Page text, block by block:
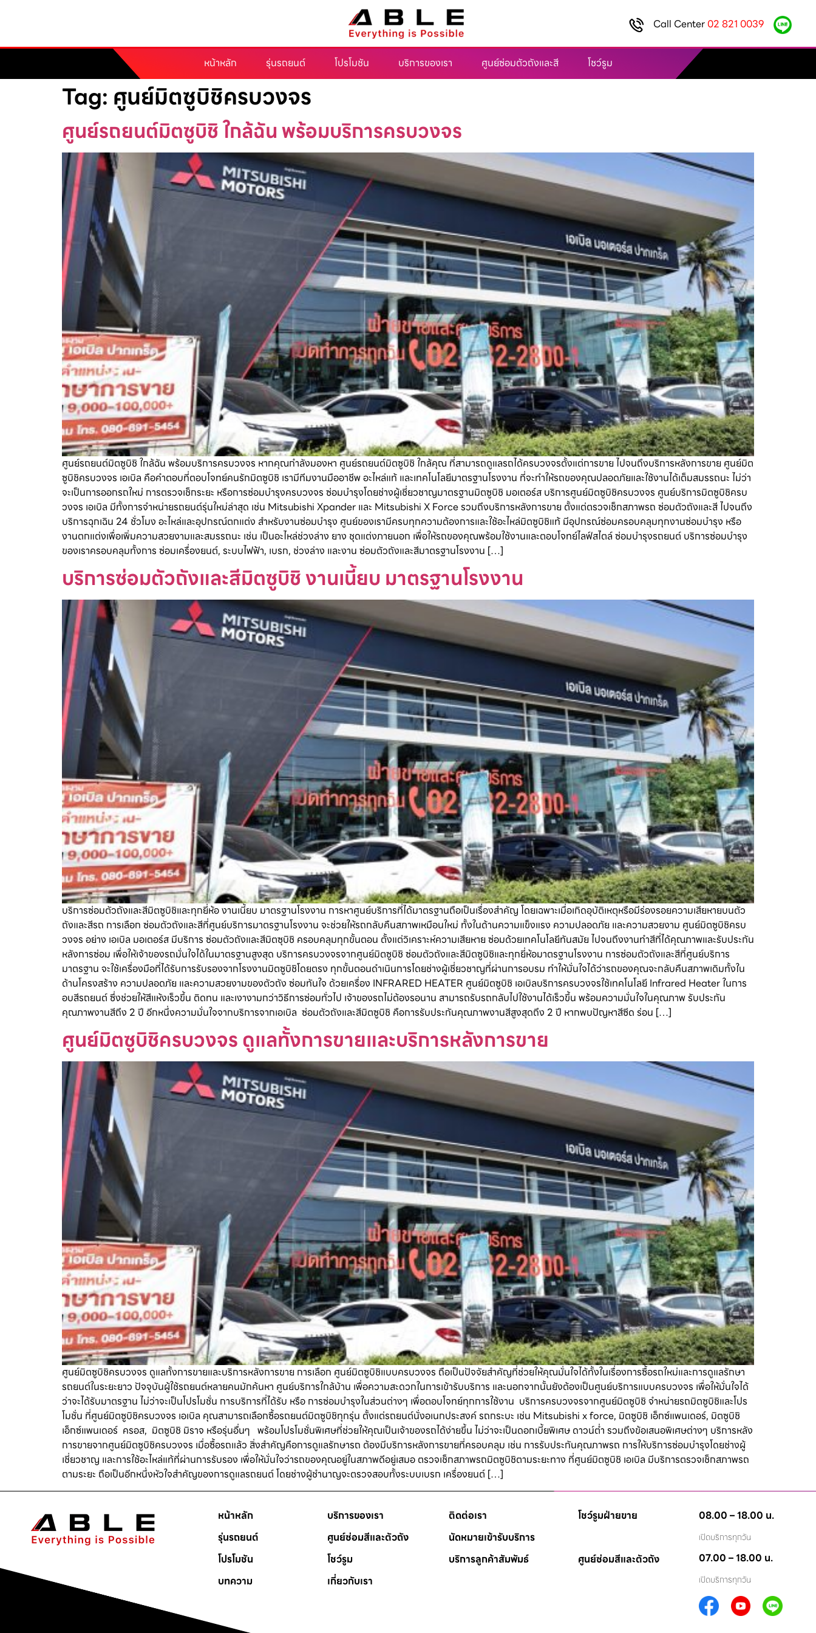
Call Center 02 821 0039
หน้าหลัก รุ่นรถยนต์ โปรโมชัน บริการของเรา ศูนย์ซ่อมตัวถังและสี โชว์รูม
Tag: ศูนย์มิตซูบิชิครบวงจร
ศูนย์รถยนต์มิตซูบิชิ ใกล้ฉัน พร้อมบริการครบวงจร
ศูนย์รถยนต์มิตซูบิชิ ใกล้ฉัน พร้อมบริการครบวงจร หากคุณกำลังมองหา ศูนย์รถยนต์มิตซูบิชิ ใกล้คุณ ที่สามารถดูแลรถได้ครบวงจรตั้งแต่การขาย ไปจนถึงบริการหลังการขาย ศูนย์มิต
ซูบิชิครบวงจร เอเบิล คือคำตอบที่ตอบโจทย์คนรักมิตซูบิชิ เรามีทีมงานมืออาชีพ อะไหล่แท้ และเทคโนโลยีมาตรฐานโรงงาน ที่จะทำให้รถของคุณปลอดภัยและใช้งานได้เต็มสมรรถนะ ไม่ว่า
จะเป็นการออกรถใหม่ การตรวจเช็กระยะ หรือการซ่อมบำรุงครบวงจร ซ่อมบำรุงโดยช่างผู้เชี่ยวชาญมาตรฐานมิตซูบิชิ มอเตอร์ส บริการศูนย์มิตซูบิชิครบวงจร ศูนย์บริการมิตซูบิชิครบ
วงจร เอเบิล มีทั้งการจำหน่ายรถยนต์รุ่นใหม่ล่าสุด เช่น Mitsubishi Xpander และ Mitsubishi X Force รวมถึงบริการหลังการขาย ตั้งแต่ตรวจเช็กสภาพรถ ซ่อมตัวถังและสี ไปจนถึง
บริการฉุกเฉิน 24 ชั่วโมง อะไหล่และอุปกรณ์ตกแต่ง สำหรับงานซ่อมบำรุง ศูนย์ของเรามีครบทุกความต้องการและใช้อะไหล่มิตซูบิชิแท้ มีอุปกรณ์ซ่อมครอบคลุมทุกงานซ่อมบำรุง หรือ
งานตกแต่งเพื่อเพิ่มความสวยงามและสมรรถนะ เช่น เป็นอะไหล่ช่วงล่าง ยาง ชุดแต่งภายนอก เพื่อให้รถของคุณพร้อมใช้งานและตอบโจทย์ไลฟ์สไตล์ ซ่อมบำรุงรถยนต์ บริการซ่อมบำรุง
ของเราครอบคลุมทั้งการ ซ่อมเครื่องยนต์, ระบบไฟฟ้า, เบรก, ช่วงล่าง และงาน ซ่อมตัวถังและสีมาตรฐานโรงงาน […]
บริการซ่อมตัวถังและสีมิตซูบิชิ งานเนี้ยบ มาตรฐานโรงงาน
บริการซ่อมตัวถังและสีมิตซูบิชิและทุกยี่ห้อ งานเนี้ยบ มาตรฐานโรงงาน การหาศูนย์บริการที่ได้มาตรฐานถือเป็นเรื่องสำคัญ โดยเฉพาะเมื่อเกิดอุบัติเหตุหรือมีร่องรอยความเสียหายบนตัว
ถังและสีรถ การเลือก ซ่อมตัวถังและสีที่ศูนย์บริการมาตรฐานโรงงาน จะช่วยให้รถกลับคืนสภาพเหมือนใหม่ ทั้งในด้านความแข็งแรง ความปลอดภัย และความสวยงาม ศูนย์มิตซูบิชิครบ
วงจร อย่าง เอเบิล มอเตอร์ส มีบริการ ซ่อมตัวถังและสีมิตซุบิชิ ครอบคลุมทุกขั้นตอน ตั้งแต่วิเคราะห์ความเสียหาย ซ่อมด้วยเทคโนโลยีทันสมัย ไปจนถึงงานทำสีที่ได้คุณภาพและรับประกัน
หลังการซ่อม เพื่อให้เจ้าของรถมั่นใจได้ในมาตรฐานสูงสุด บริการครบวงจรจากศูนย์มิตซูบิชิ ซ่อมตัวถังและสีมิตซูบิชิและทุกยี่ห้อมาตรฐานโรงงาน การซ่อมตัวถังและสีที่ศูนย์บริการ
มาตรฐาน จะใช้เครื่องมือที่ได้รับการรับรองจากโรงงานมิตซูบิชิโดยตรง ทุกขั้นตอนดำเนินการโดยช่างผู้เชี่ยวชาญที่ผ่านการอบรม ทำให้มั่นใจได้ว่ารถของคุณจะกลับคืนสภาพเดิมทั้งใน
ด้านโครงสร้าง ความปลอดภัย และความสวยงามของตัวถัง ซ่อมทันใจ ด้วยเครื่อง INFRARED HEATER ศูนย์มิตซูบิชิ เอเบิลบริการครบวงจรใช้เทคโนโลยี Infrared Heater ในการ
อบสีรถยนต์ ซึ่งช่วยให้สีแห้งเร็วขึ้น ติดทน และเงางามกว่าวิธีการซ่อมทั่วไป เจ้าของรถไม่ต้องรอนาน สามารถรับรถกลับไปใช้งานได้เร็วขึ้น พร้อมความมั่นใจในคุณภาพ รับประกัน
คุณภาพงานสีถึง 2 ปี อีกหนึ่งความมั่นใจจากบริการจากเอเบิล ซ่อมตัวถังและสีมิตซูบิชิ คือการรับประกันคุณภาพงานสีสูงสุดถึง 2 ปี หากพบปัญหาสีซีด ร่อน […]
ศูนย์มิตซูบิชิครบวงจร ดูแลทั้งการขายและบริการหลังการขาย
ศูนย์มิตซูบิชิครบวงจร ดูแลทั้งการขายและบริการหลังการขาย การเลือก ศูนย์มิตซูบิชิแบบครบวงจร ถือเป็นปัจจัยสำคัญที่ช่วยให้คุณมั่นใจได้ทั้งในเรื่องการซื้อรถใหม่และการดูแลรักษา
รถยนต์ในระยะยาว ปัจจุบันผู้ใช้รถยนต์หลายคนมักค้นหา ศูนย์บริการใกล้บ้าน เพื่อความสะดวกในการเข้ารับบริการ และนอกจากนั้นยังต้องเป็นศูนย์บริการแบบครบวงจร เพื่อให้มั่นใจได้
ว่าจะได้รับมาตรฐาน ไม่ว่าจะเป็นโปรโมชั่น การบริการที่ได้รับ หรือ การซ่อมบำรุงในส่วนต่างๆ เพื่อตอบโจทย์ทุกการใช้งาน บริการครบวงจรจากศูนย์มิตซูบิชิ จำหน่ายรถมิตซูบิชิและโปร
โมชั่น ที่ศูนย์มิตซูบิชิครบวงจร เอเบิล คุณสามารถเลือกซื้อรถยนต์มิตซูบิชิทุกรุ่น ตั้งแต่รถยนต์นั่งอเนกประสงค์ รถกระบะ เช่น Mitsubishi x force, มิตซูบิชิ เอ็กซ์แพนเดอร์, มิตซูบิชิ
เอ็กซ์แพนเดอร์ ครอส, มิตซูบิชิ มิราจ หรือรุ่นอื่นๆ พร้อมโปรโมชั่นพิเศษที่ช่วยให้คุณเป็นเจ้าของรถได้ง่ายขึ้น ไม่ว่าจะเป็นดอกเบี้ยพิเศษ ดาวน์ต่ำ รวมถึงข้อเสนอพิเศษต่างๆ บริการหลัง
การขายจากศูนย์มิตซูบิชิครบวงจร เมื่อซื้อรถแล้ว สิ่งสำคัญคือการดูแลรักษารถ ต้องมีบริการหลังการขายที่ครอบคลุม เช่น การรับประกันคุณภาพรถ การให้บริการซ่อมบำรุงโดยช่างผู้
เชี่ยวชาญ และการใช้อะไหล่แท้ที่ผ่านการรับรอง เพื่อให้มั่นใจว่ารถของคุณอยู่ในสภาพดีอยู่เสมอ ตรวจเช็กสภาพรถมิตซูบิชิตามระยะทาง ที่ศูนย์มิตซูบิชิ เอเบิล มีบริการตรวจเช็กสภาพรถ
ตามระยะ ถือเป็นอีกหนึ่งหัวใจสำคัญของการดูแลรถยนต์ โดยช่างผู้ชำนาญจะตรวจสอบทั้งระบบเบรก เครื่องยนต์ […]
หน้าหลัก
รุ่นรถยนต์
โปรโมชัน
บทความ
บริการของเรา
ศูนย์ซ่อมสีและตัวถัง
โชว์รูม
เกี่ยวกับเรา
ติดต่อเรา
นัดหมายเข้ารับบริการ
บริการลูกค้าสัมพัมธ์
โชว์รูมฝ่ายขาย
ศูนย์ซ่อมสีและตัวถัง
08.00 – 18.00 น.
เปิดบริการทุกวัน
07.00 – 18.00 น.
เปิดบริการทุกวัน